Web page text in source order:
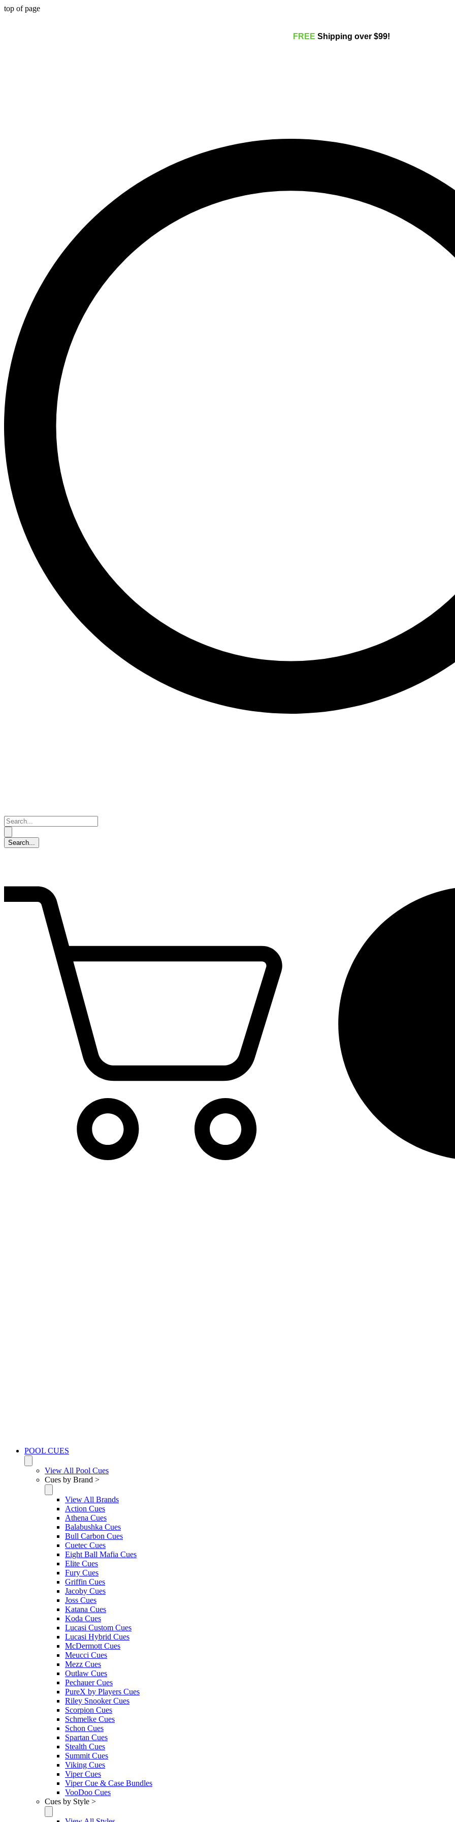
top of page
FREE Shipping over $99!
POOL CUES
View All Pool Cues
Cues by Brand >
View All Brands
Action Cues
Athena Cues
Balabushka Cues
Bull Carbon Cues
Cuetec Cues
Eight Ball Mafia Cues
Elite Cues
Fury Cues
Griffin Cues
Jacoby Cues
Joss Cues
Katana Cues
Koda Cues
Lucasi Custom Cues
Lucasi Hybrid Cues
McDermott Cues
Meucci Cues
Mezz Cues
Outlaw Cues
Pechauer Cues
PureX by Players Cues
Riley Snooker Cues
Scorpion Cues
Schmelke Cues
Schon Cues
Spartan Cues
Stealth Cues
Summit Cues
Viking Cues
Viper Cues
Viper Cue & Case Bundles
VooDoo Cues
Cues by Style >